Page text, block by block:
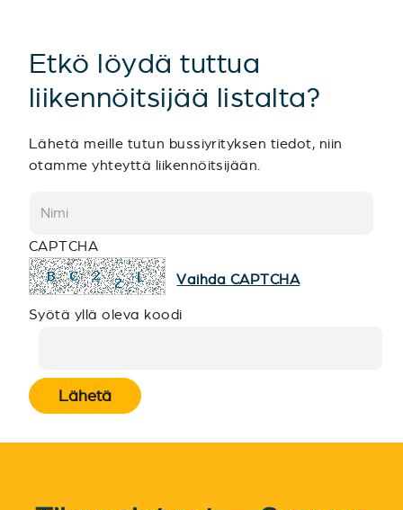
Etkö löydä tuttua
liikennöitsijää listalta?
Lähetä meille tutun bussiyrityksen tiedot, niin
otamme yhteyttä liikennöitsijään.
CAPTCHA
Vaihda CAPTCHA
Syötä yllä oleva koodi
Lähetä